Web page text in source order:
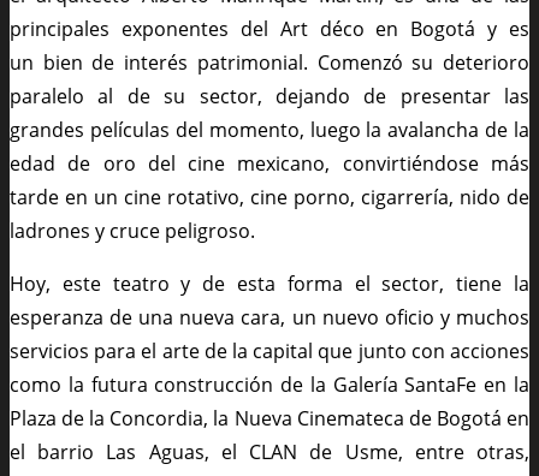
principales exponentes del Art déco en Bogotá y es
un bien de interés patrimonial. Comenzó su deterioro
paralelo al de su sector, dejando de presentar las
grandes películas del momento, luego la avalancha de la
edad de oro del cine mexicano, convirtiéndose más
tarde en un cine rotativo, cine porno, cigarrería, nido de
ladrones y cruce peligroso.
Hoy, este teatro y de esta forma el sector, tiene la
esperanza de una nueva cara, un nuevo oficio y muchos
servicios para el arte de la capital que junto con acciones
como la futura construcción de la Galería SantaFe en la
Plaza de la Concordia, la Nueva Cinemateca de Bogotá en
el barrio Las Aguas, el CLAN de Usme, entre otras,